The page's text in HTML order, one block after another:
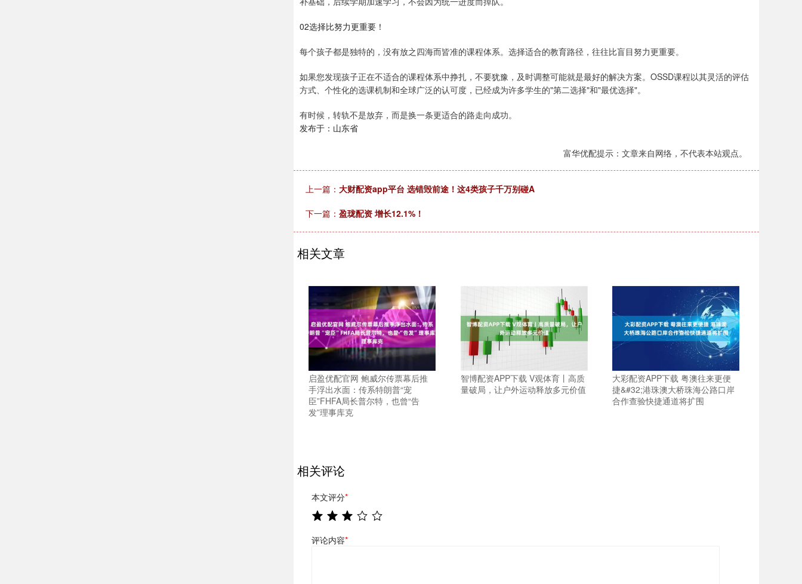
02选择比努力更重要！
每个孩子都是独特的，没有放之四海而皆准的课程体系。选择适合的教育路径，往往比盲目努力更重要。
如果您发现孩子正在不适合的课程体系中挣扎，不要犹豫，及时调整可能就是最好的解决方案。OSSD课程以其灵活的评估
方式、个性化的选课机制和全球广泛的认可度，已经成为许多学生的"第二选择"和"最优选择"。
有时候，转轨不是放弃，而是换一条更适合的路走向成功。
发布于：山东省
富华优配提示：文章来自网络，不代表本站观点。
上一篇： 大财配资app平台 选错毁前途！这4类孩子千万别碰A
下一篇： 盈珑配资 增长12.1%！
相关文章
启盈优配官网 鲍威尔传票幕后推
手浮出水面：传系特朗普“宠
臣”FHFA局长普尔特，也曾“告
发”理事库克
智博配资APP下载 V观体育丨高质
量破局，让户外运动释放多元价值
大彩配资APP下载 粤澳往来更便
捷&#32;港珠澳大桥珠海公路口岸
合作查验快捷通道将扩围
相关评论
本文评分*
评论内容*